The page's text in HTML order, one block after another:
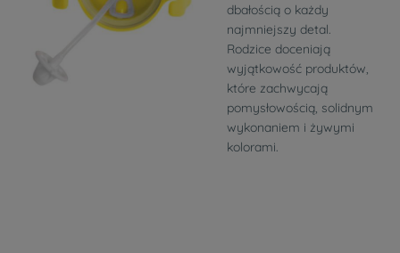
dbałością o każdy
najmniejszy detal.
Rodzice doceniają
wyjątkowość produktów,
które zachwycają
pomysłowością, solidnym
wykonaniem i żywymi
kolorami.